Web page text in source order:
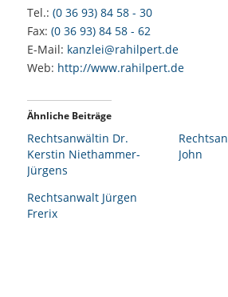
Tel.: (0 36 93) 84 58 - 30
Fax: (0 36 93) 84 58 - 62
E-Mail: kanzlei@rahilpert.de
Web: http://www.rahilpert.de
Ähnliche Beiträge
Rechtsanwältin Dr.
Kerstin Niethammer-
Jürgens
John
Rechtsanwalt Jürgen
Frerix